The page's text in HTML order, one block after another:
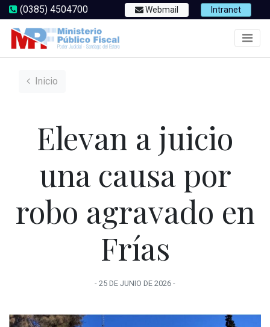
(0385) 4504700 Webmail Intranet
Inicio
Elevan a juicio
una causa por
robo agravado en
Frías
- 25 DE JUNIO DE 2026 -